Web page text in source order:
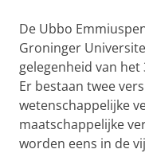
De Ubbo
Groninger
gelegenheid van het
Er bestaan twee
wetenschappelijke
maatschappelijke
worden eens in de